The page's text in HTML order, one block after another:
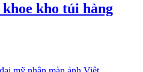
kho túi hàng